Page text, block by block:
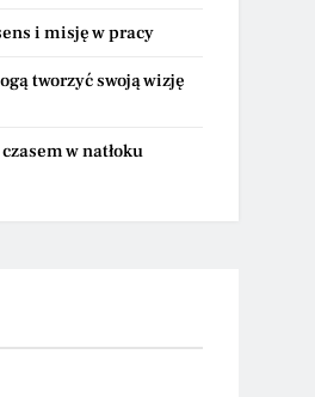
i misję w pracy
tworzyć swoją wizję
w natłoku